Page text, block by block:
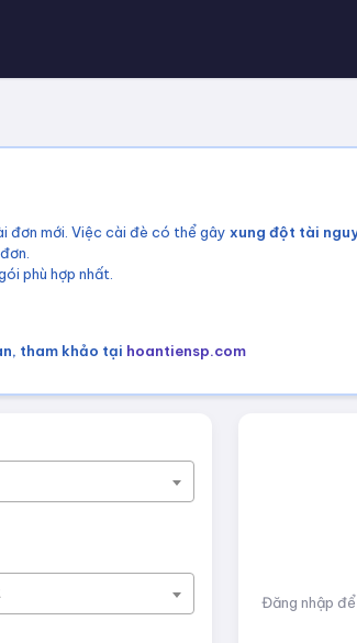
đơn mới. Việc cài đè có thể gây xung đột tài
phù hợp nhất.
tham khảo tại hoantiensp.com
Đăng nhập